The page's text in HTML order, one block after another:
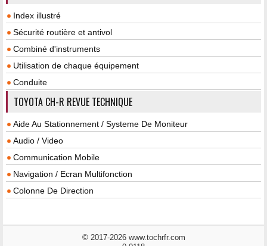
Index illustré
Sécurité routière et antivol
Combiné d'instruments
Utilisation de chaque équipement
Conduite
TOYOTA CH-R REVUE TECHNIQUE
Aide Au Stationnement / Systeme De Moniteur
Audio / Video
Communication Mobile
Navigation / Ecran Multifonction
Colonne De Direction
© 2017-2026 www.tochrfr.com